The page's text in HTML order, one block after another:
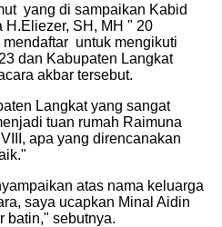
yang di sampaikan Kabid
H.Eliezer, SH, MH " 20
untuk mengikuti
dan Kabupaten Langkat
akbar tersebut.
Langkat yang sangat
tuan rumah Raimuna
apa yang direncanakan
"
atas nama keluarga
saya ucapkan Minal Aidin
batin," sebutnya.